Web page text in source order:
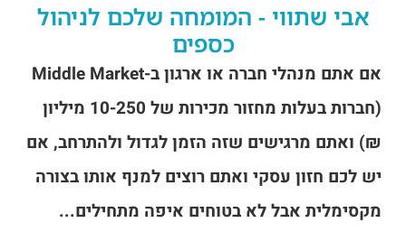
אבי שתווי - המומחה שלכם לניהול
כספים
אם אתם מנהלי חברה או ארגון ב-Middle Market
(חברות בעלות מחזור מכירות של 10-250 מיליון
₪) ואתם מרגישים שזה הזמן לגדול ולהתרחב, אם
יש לכם חזון עסקי ואתם רוצים למנף אותו בצורה
מקסימלית אבל לא בטוחים איפה מתחילים...